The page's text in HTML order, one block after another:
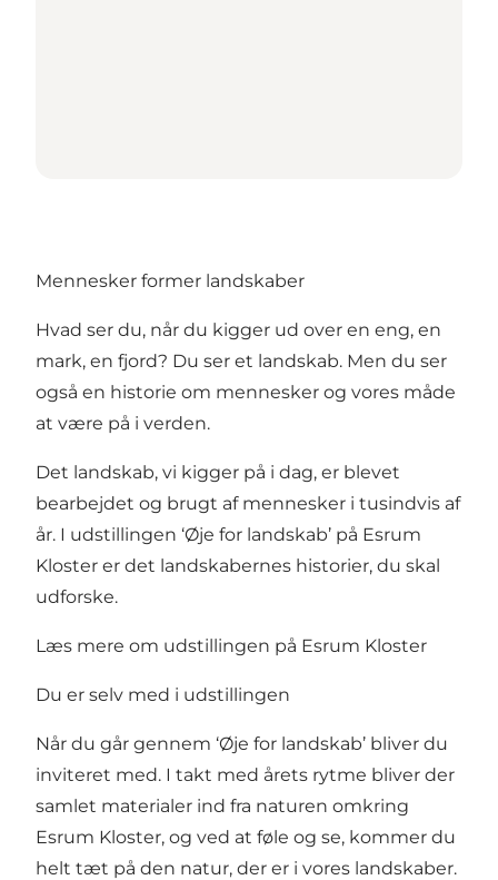
Mennesker former landskaber
Hvad ser du, når du kigger ud over en eng, en
mark, en fjord? Du ser et landskab. Men du ser
også en historie om mennesker og vores måde
at være på i verden.
Det landskab, vi kigger på i dag, er blevet
bearbejdet og brugt af mennesker i tusindvis af
år. I udstillingen ‘Øje for landskab’ på Esrum
Kloster er det landskabernes historier, du skal
udforske.
Læs mere om udstillingen på Esrum Kloster
Du er selv med i udstillingen
Når du går gennem ‘Øje for landskab’ bliver du
inviteret med. I takt med årets rytme bliver der
samlet materialer ind fra naturen omkring
Esrum Kloster, og ved at føle og se, kommer du
helt tæt på den natur, der er i vores landskaber.